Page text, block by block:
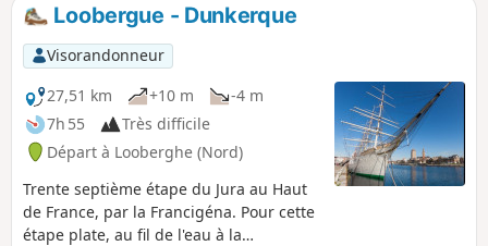
Loobergue - Dunkerque
Visorandonneur
27,51 km
+10 m
-4 m
7h 55
Très difficile
Départ à Looberghe (Nord)
Trente septième étape du Jura au Haut
de France, par la Francigéna. Pour cette
étape plate, au fil de l'eau à la